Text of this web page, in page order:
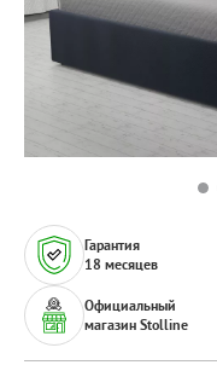
Гарантия
18 месяцев
Официальный
магазин Stolline